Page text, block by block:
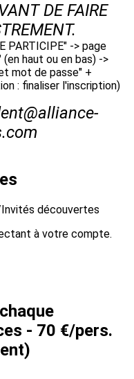
DE FAIRE
PARTICIPE" -> page
(en haut ou en bas) ->
mot de passe" +
: finaliser l'inscription)
découvertes
à votre compte.
- 70 €/pers.